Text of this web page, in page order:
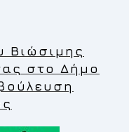
Βιώσιμης
στο Δήμο